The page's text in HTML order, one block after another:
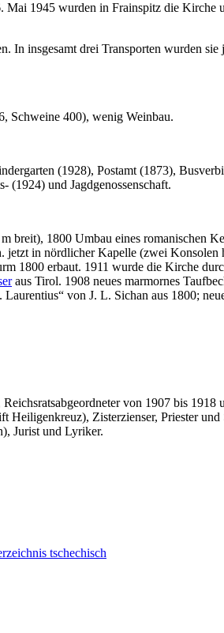
1945 wurden in Frainspitz die Kirche
In insgesamt drei Transporten wurden sie
Schweine 400), wenig Weinbau.
(1928), Postamt (1873),
(1924) und Jagdgenossenschaft.
breit), 1800 Umbau eines romanischen
jetzt in nördlicher Kapelle (zwei
1800 erbaut. 1911 wurde die Kirche
aus Tirol. 1908 neues marmornes
von J. L. Sichan aus 1800;
von 1907 bis
Heiligenkreuz), Zisterzienser, Priester und
Jurist und Lyriker.
tschechisch